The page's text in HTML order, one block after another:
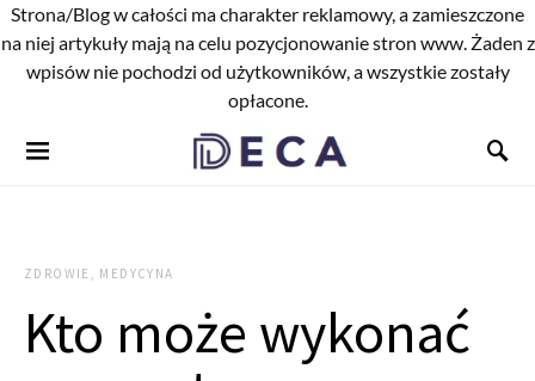
Strona/Blog w całości ma charakter reklamowy, a zamieszczone
na niej artykuły mają na celu pozycjonowanie stron www. Żaden z
wpisów nie pochodzi od użytkowników, a wszystkie zostały
opłacone.
ZDROWIE, MEDYCYNA
Kto może wykonać